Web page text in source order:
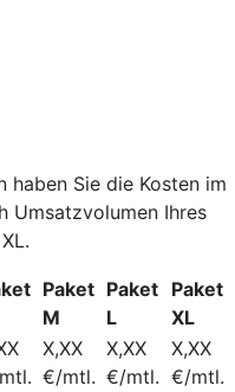
haben Sie die Kosten im
Umsatzvolumen Ihres
Paket
M
Paket
L
Paket
XL
X,XX
€/mtl.
X,XX
€/mtl.
X,XX
€/mtl.